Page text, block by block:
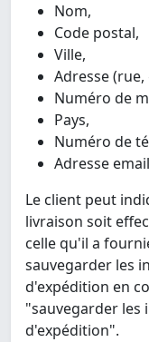
Nom,
Code postal,
Ville,
Adresse (rue,
Numéro de
Pays,
Numéro de
Adresse
Le client peut
livraison soit
celle qu'il a
sauvegarder les
d'expédition en
"sauvegarder
d'expédition".